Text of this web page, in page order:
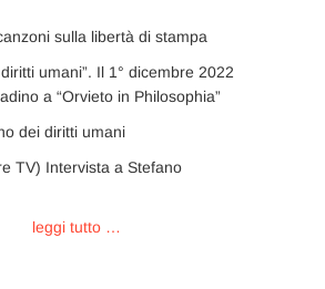
sulla libertà di stampa
umani”. Il 1° dicembre 2022
a “Orvieto in Philosophia”
dei diritti umani
TV) Intervista a Stefano
leggi tutto …